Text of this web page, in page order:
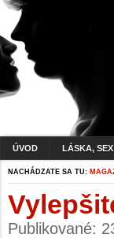
ÚVOD LÁSKA, SEX
NACHÁDZATE SA TU:
Publikované: